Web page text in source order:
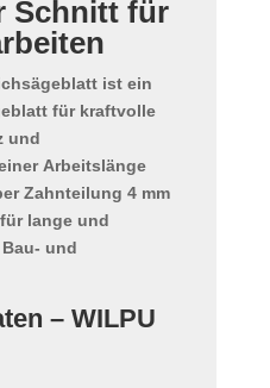
Schnitt für
ist ein
für kraftvolle
und
Arbeitslänge
Zahnteilung 4 mm
lange und
und
– WILPU